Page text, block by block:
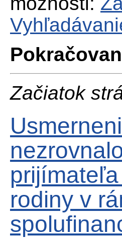
Začiatok
rodiny v